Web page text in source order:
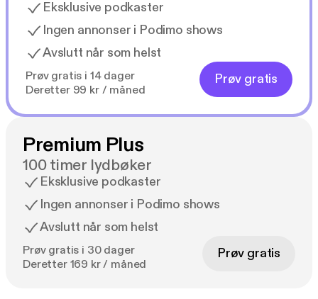
Eksklusive podkaster
Ingen annonser i Podimo shows
Avslutt når som helst
Prøv gratis i 14 dager
Deretter 99 kr / måned
Prøv gratis
Premium Plus
100 timer lydbøker
Eksklusive podkaster
Ingen annonser i Podimo shows
Avslutt når som helst
Prøv gratis i 30 dager
Deretter 169 kr / måned
Prøv gratis